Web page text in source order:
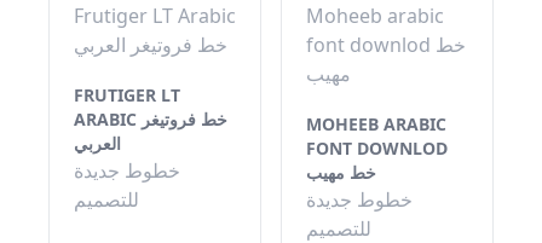
Frutiger LT Arabic
خط فروتيغر العربي
FRUTIGER LT
ARABIC خط فروتيغر
العربي
خطوط جديدة
للتصميم
Moheeb arabic
font downlod خط
مهيب
MOHEEB ARABIC
FONT DOWNLOD
خط مهيب
خطوط جديدة
للتصميم